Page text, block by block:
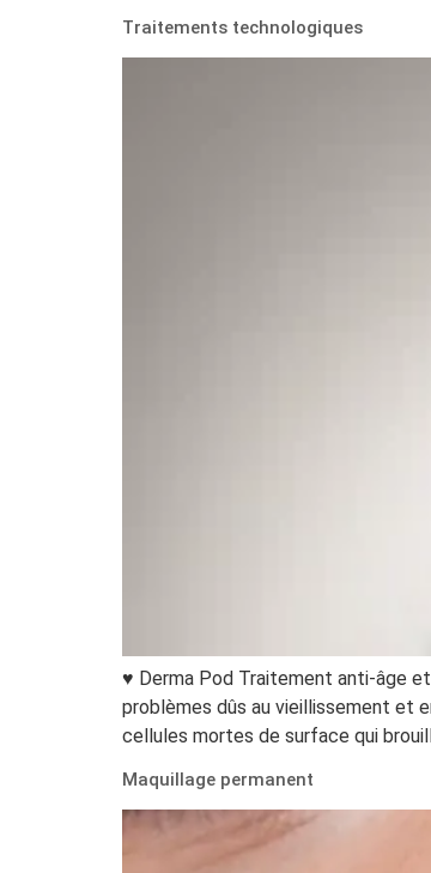
Traitements technologiques
♥ Derma Pod Traitement anti-âge
problèmes dûs au vieillissement et
cellules mortes de surface qui
Maquillage permanent